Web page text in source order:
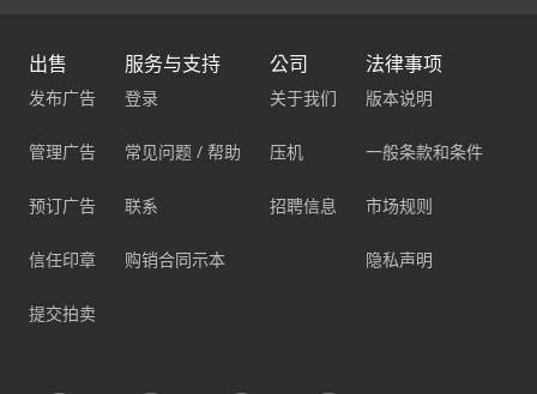
出售
发布广告
管理广告
预订广告
信任印章
提交拍卖
服务与支持
登录
常见问题 / 帮助
联系
购销合同示本
公司
关于我们
压机
招聘信息
法律事项
版本说明
一般条款和条件
市场规则
隐私声明